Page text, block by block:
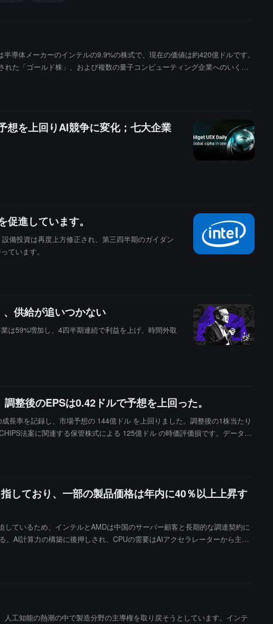
導体メーカーのインテルの9.9%の株式で、現在の価値は約420億ドルです。
た「ゴールド株」、および複数の量子コンピューティング企業へのいくつ
、統一された政府の持株公開帳簿は存在せず、最も完全な公開追跡は外交
想を上回りAI競争に変化；七大企業
進しています。
備投資は再度上方修正され、第三四半期のガイダン
ています。
供給が追いつかない
は59%増加し、4四半期連続で利益を上げ、時間外取
整後のEPSは0.42ドルで予想を上回った。
長率を記録し、市場予想の 144億ドル を上回りました。調整後の1株当たり
法案に関連する保管株式による 125億ドル の時価評価損です。データセ
ており、現在 10 件の長期サーバーCPU供給契約を締結したと述べまし
しており、一部の製品価格は年内に40％以上上昇す
ているため、インテルとAMDは中国のサーバー顧客と長期的な調達契約に
AI計算力の構築に後押しされ、CPUの需要はAIアクセラレーターから主流
り、その中にはグーグルとの数年にわたる契約も含まれている。AMDはサ
工知能の熱潮の中で製造分野の主導権を取り戻そうとしています。インテ